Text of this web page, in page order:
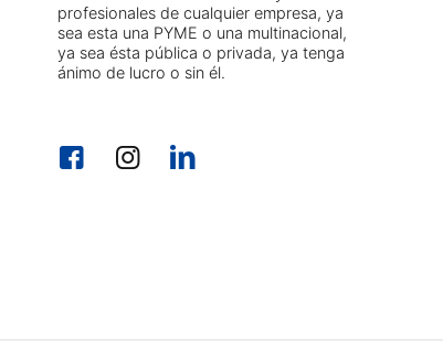
profesionales de cualquier empresa, ya
sea esta una PYME o una multinacional,
ya sea ésta pública o privada, ya tenga
ánimo de lucro o sin él.